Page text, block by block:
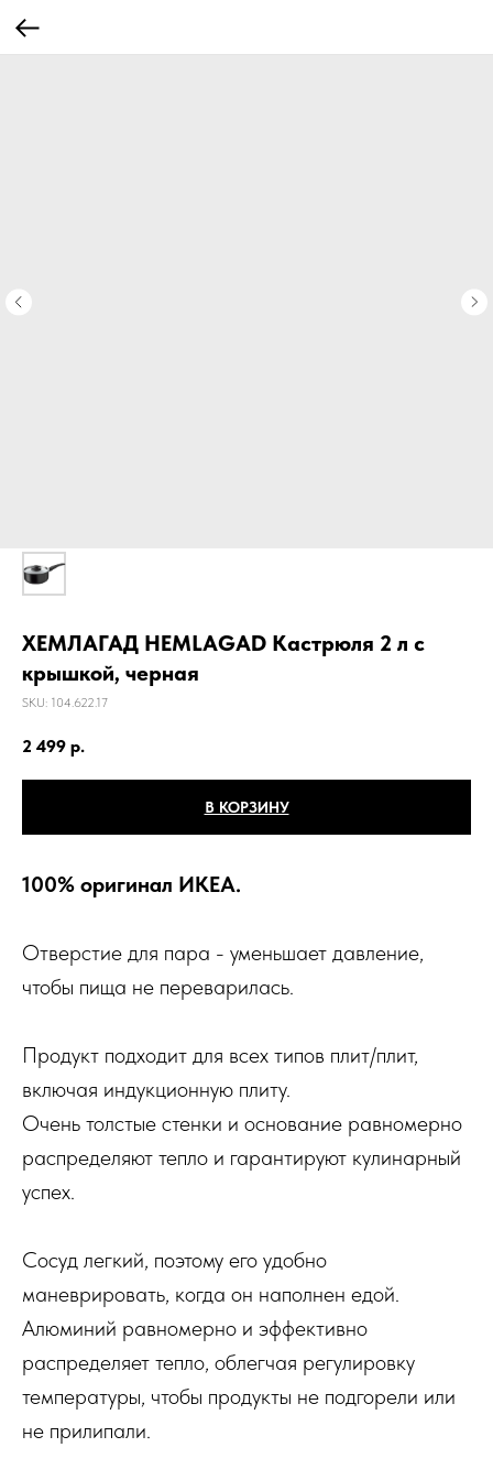
ХЕМЛАГАД HEMLAGAD Кастрюля 2 л с
крышкой, черная
SKU: 104.622.17
2 499 р.
В КОРЗИНУ
100% оригинал ИКЕА.
Отверстие для пара - уменьшает давление,
чтобы пища не переварилась.
Продукт подходит для всех типов плит/плит,
включая индукционную плиту.
Очень толстые стенки и основание равномерно
распределяют тепло и гарантируют кулинарный
успех.
Сосуд легкий, поэтому его удобно
маневрировать, когда он наполнен едой.
Алюминий равномерно и эффективно
распределяет тепло, облегчая регулировку
температуры, чтобы продукты не подгорели или
не прилипали.